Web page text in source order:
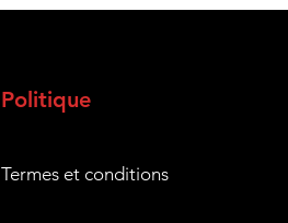
Politique
Termes et conditions